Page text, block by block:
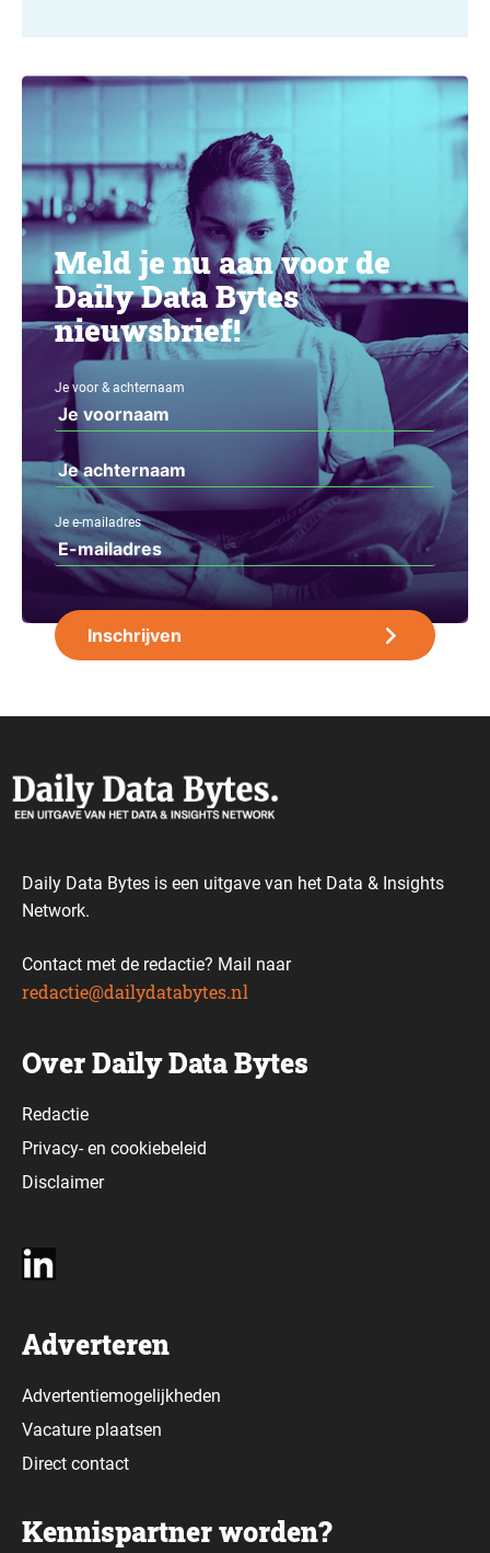
Meld je nu aan voor de
Daily Data Bytes
nieuwsbrief!
Je voor & achternaam
Je e-mailadres
Daily Data Bytes is een uitgave van het Data & Insights
Network.
Contact met de redactie? Mail naar
redactie@dailydatabytes.nl
Over Daily Data Bytes
Redactie
Privacy-en cookiebeleid
Disclaimer
Adverteren
Advertentiemogelijkheden
Vacature plaatsen
Direct contact
Kennispartner worden?